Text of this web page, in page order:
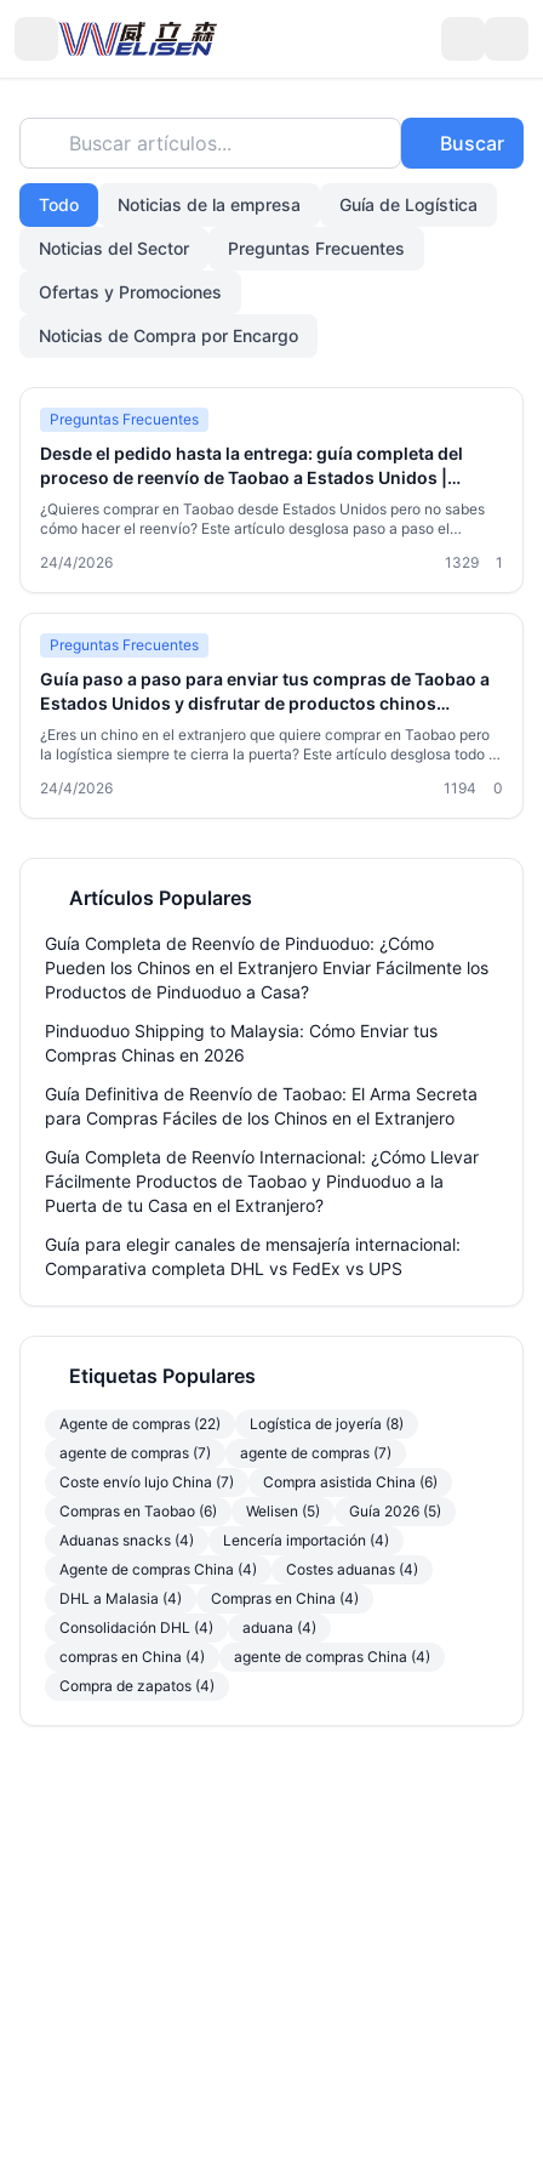
Buscar artículos... Buscar
Todo Noticias de la empresa Guía de Logística
Noticias del Sector Preguntas Frecuentes
Ofertas y Promociones
Noticias de Compra por Encargo
Preguntas Frecuentes
Desde el pedido hasta la entrega: guía completa del
proceso de reenvío de Taobao a Estados Unidos |
Welisen Logistics
¿Quieres comprar en Taobao desde Estados Unidos pero no sabes
cómo hacer el reenvío? Este artículo desglosa paso a paso el
dirección de reenvío, almacenamiento y empaquetado, elección del
ayudándote a disfrutar fácilmente de la libertad de comprar en T
24/4/2026 1329 1
Preguntas Frecuentes
Guía paso a paso para enviar tus compras de Taobao a
Estados Unidos y disfrutar de productos chinos
fácilmente
¿Eres un chino en el extranjero que quiere comprar en Taobao pero
la logística siempre te cierra la puerta? Este artículo desglosa todo el
criterios para elegir una empresa de reenvío a EE. UU. y comparte
24/4/2026 1194 0
Artículos Populares
Guía Completa de Reenvío de Pinduoduo: ¿Cómo
Pueden los Chinos en el Extranjero Enviar Fácilmente los
Productos de Pinduoduo a Casa?
Pinduoduo Shipping to Malaysia: Cómo Enviar tus
Compras Chinas en 2026
Guía Definitiva de Reenvío de Taobao: El Arma Secreta
para Compras Fáciles de los Chinos en el Extranjero
Guía Completa de Reenvío Internacional: ¿Cómo Llevar
Fácilmente Productos de Taobao y Pinduoduo a la
Puerta de tu Casa en el Extranjero?
Guía para elegir canales de mensajería internacional:
Comparativa completa DHL vs FedEx vs UPS
Etiquetas Populares
Agente de compras (22)
Logística de joyería (8)
agente de compras (7)
agente de compras (7)
Coste envío lujo China (7)
Compra asistida China (6)
Compras en Taobao (6)
Welisen (5)
Guía 2026 (5)
Aduanas snacks (4)
Lencería importación (4)
Agente de compras China (4)
Costes aduanas (4)
DHL a Malasia (4)
Compras en China (4)
Consolidación DHL (4)
aduana (4)
compras en China (4)
agente de compras China (4)
Compra de zapatos (4)